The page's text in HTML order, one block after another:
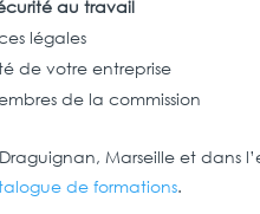
au travail
légales
de votre entreprise
de la commission
Marseille et dans
de formations.